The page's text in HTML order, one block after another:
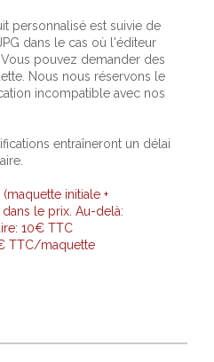
personnalisé est suivie de
dans le cas où l'éditeur
pouvez demander des
Nous nous réservons le
incompatible avec nos
entraîneront un délai
initiale +
le prix. Au-delà:
10€ TTC
TTC/maquette